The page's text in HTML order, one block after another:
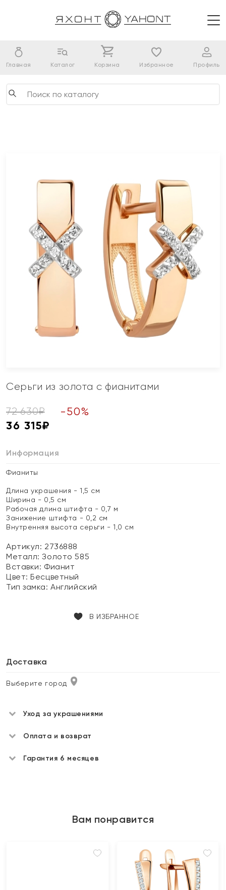
Главная Каталог Корзина Избранное Профиль
Серьги из золота с фианитами
72 630₽ -50%
36 315₽
Информация
Фианиты
Длина украшения - 1,5 см
Ширина - 0,5 см
Рабочая длина штифта - 0,7 м
Занижение штифта - 0,2 см
Внутренняя высота серьги - 1,0 см
Артикул: 2736888
Металл:Золото 585
Вставки: Фианит
Цвет:Бесцветный
Тип замка:Английский
В ИЗБРАННОЕ
Доставка
Выберите город
Уход за украшениями
Оплата и возврат
Гарантия 6 месяцев
Вам понравится